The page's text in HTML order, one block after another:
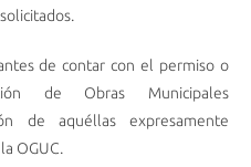
de contar con el permiso o
de Obras Municipales
de aquéllas expresamente
OGUC.